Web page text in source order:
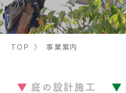
TOP 〉 事業案内
庭の設計施工